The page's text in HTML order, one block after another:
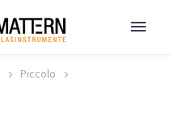
Piccolo